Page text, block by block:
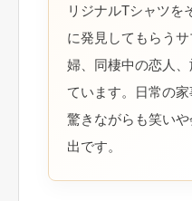
リジナルTシャツを
に発見してもらう
婦、同棲中の恋人
ています。日常の家
驚きながらも笑い
出です。